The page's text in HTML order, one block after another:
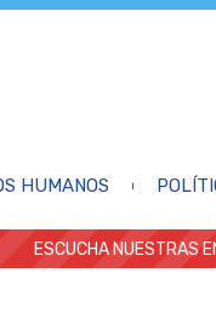
HUMANOS
ESCUCHA NUESTRAS